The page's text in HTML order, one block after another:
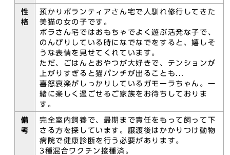
性
格
預かりボランティアさん宅で人馴れ修行してきた
美猫の女の子です。
ボラさん宅ではおもちゃでよく遊ぶ活発な子で、
のんびりしている時になでなでをすると、嬉しそ
うな表情を見せてくれています。
ただ、ごはんとおやつが大好きで、テンションが
上がりすぎると猫パンチが出ることも...
喜怒哀楽がしっかりしているガモーラちゃん。一
緒に楽しく過ごせるご家族をお待ちしておりま
す。
備
考
完全室内飼養で、最期まで責任をもって飼って下
さる方を探しています。譲渡後はかかりつけ動物
病院で健康診断を行う必要があります。
3種混合ワクチン接種済。